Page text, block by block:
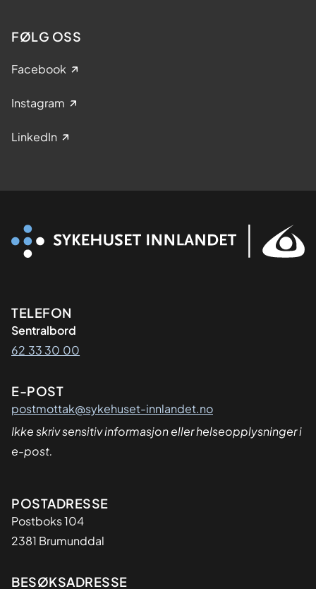
FØLG OSS
Facebook
Instagram
LinkedIn
Kontaktinformasjon
TELEFON
Sentralbord
62 33 30 00
E-POST
postmottak@sykehuset-innlandet.no
Ikke skriv sensitiv informasjon eller helseopplysninger i
e-post.
Adresse
POSTADRESSE
Postboks 104
2381 Brumunddal
BESØKSADRESSE